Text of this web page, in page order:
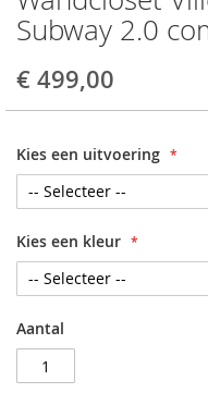
Subway 2.0
€ 499,00
Kies een uitvoering
Kies een kleur
Aantal
to
the
of
gallery